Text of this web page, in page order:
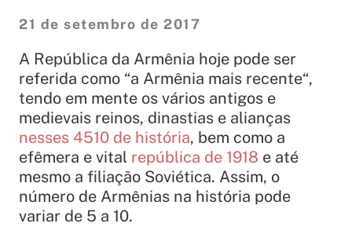
21 de setembro de 2017
A República da Armênia hoje pode ser
referida como “a Armênia mais recente“,
tendo em mente os vários antigos e
medievais reinos, dinastias e alianças
nesses 4510 de história, bem como a
efêmera e vital república de 1918 e até
mesmo a filiação Soviética. Assim, o
número de Armênias na história pode
variar de 5 a 10.